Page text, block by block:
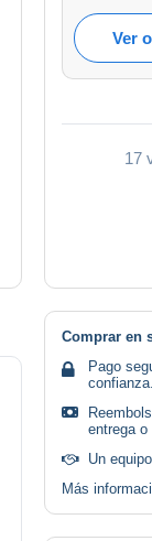
Ver
17
Comprar en
Pago
confianza.
entrega o
Un
Más